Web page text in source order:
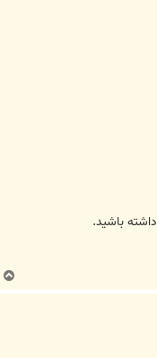
باشید.
ب
ا